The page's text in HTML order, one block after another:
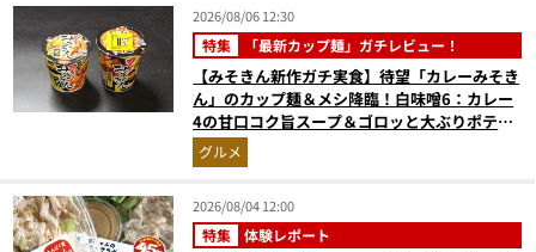
2026/08/06 12:30
特集 「最新カップ麺」ガチレビュー！
【みそきん新作ガチ実食】待望「カレーみそき
ん」のカップ麺＆メシ降臨！白味噌6：カレー
4の甘口コク旨スープ＆ゴロッと大ぶりポテト
に歓喜
グルメ
2026/08/04 12:00
特集 体験レポート